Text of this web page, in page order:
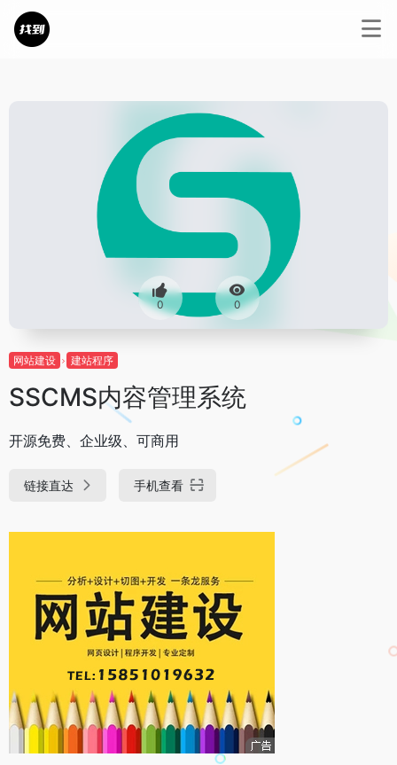
0 0
网站建设 建站程序
SSCMS内容管理系统
开源免费、企业级、可商用
链接直达 手机查看